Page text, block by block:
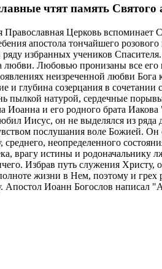
чтят память
Православная Церковь
апостола тончайшего
ряду избранных учеников
Любовью пронизаны все его
неизреченной любви
и глубина созерцания в
пылкой натурой, сердечные
Иоанна и его родного брата
Иисус, он не выделялся из
послушания воле Божией. Он
среднего, неопределенного
врагу истины и
Избрав путь служения
жизни в Нем, поэтому и грех
Апостол Иоанн Богослов написал